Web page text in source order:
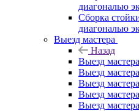
диагональю
Сборка
диагональю
Выезд мастера
Назад
Выезд мастера
Выезд
Выезд
Выезд
Выезд